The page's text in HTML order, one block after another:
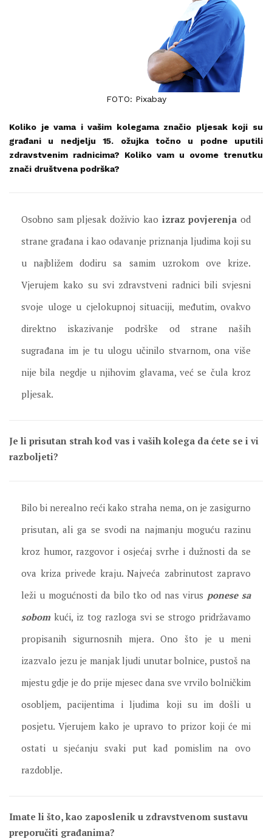
FOTO: Pixabay
Koliko je vama i vašim kolegama značio pljesak koji su
građani u nedjelju 15. ožujka točno u podne uputili
zdravstvenim radnicima? Koliko vam u ovome trenutku
znači društvena podrška?
Osobno sam pljesak doživio kao izraz povjerenja od
strane građana i kao odavanje priznanja ljudima koji su
u najbližem dodiru sa samim uzrokom ove krize.
Vjerujem kako su svi zdravstveni radnici bili svjesni
svoje uloge u cjelokupnoj situaciji, međutim, ovakvo
direktno iskazivanje podrške od strane naših
sugrađana im je tu ulogu učinilo stvarnom, ona više
nije bila negdje u njihovim glavama, već se čula kroz
pljesak.
Je li prisutan strah kod vas i vaših kolega da ćete se i vi
razboljeti?
Bilo bi nerealno reći kako straha nema, on je zasigurno
prisutan, ali ga se svodi na najmanju moguću razinu
kroz humor, razgovor i osjećaj svrhe i dužnosti da se
ova kriza privede kraju. Najveća zabrinutost zapravo
leži u mogućnosti da bilo tko od nas virus ponese sa
sobom kući, iz tog razloga svi se strogo pridržavamo
propisanih sigurnosnih mjera. Ono što je u meni
izazvalo jezu je manjak ljudi unutar bolnice, pustoš na
mjestu gdje je do prije mjesec dana sve vrvilo bolničkim
osobljem, pacijentima i ljudima koji su im došli u
posjetu. Vjerujem kako je upravo to prizor koji će mi
ostati u sjećanju svaki put kad pomislim na ovo
razdoblje.
Imate li što, kao zaposlenik u zdravstvenom sustavu
preporučiti građanima?